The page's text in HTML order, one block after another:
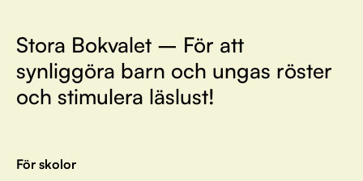
Stora Bokvalet – För att
synliggöra barn och ungas röster
och stimulera läslust!
För skolor